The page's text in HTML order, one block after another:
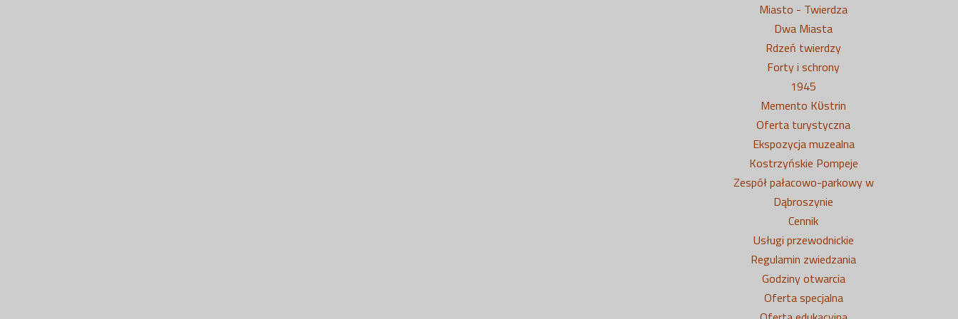
Miasto - Twierdza
Dwa Miasta
Rdzeń twierdzy
Forty i schrony
1945
Memento Kϋstrin
Oferta turystyczna
Ekspozycja muzealna
Kostrzyńskie Pompeje
Zespół pałacowo-parkowy w
Dąbroszynie
Cennik
Usługi przewodnickie
Regulamin zwiedzania
Godziny otwarcia
Oferta specjalna